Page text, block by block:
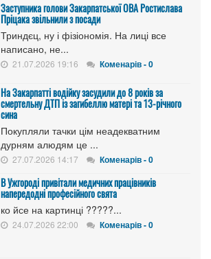
Заступника голови Закарпатської ОВА Ростислава
Пріцака звільнили з посади
Триндєц, ну і фізіономія. На лиці все
написано, не...
21.07.2026 19:16 Коменарів - 0
На Закарпатті водійку засудили до 8 років за
смертельну ДТП із загибеллю матері та 13-річного
сина
Покупляли тачки цім неадекватним
дурням алюдям це ...
27.07.2026 14:17 Коменарів - 0
В Ужгороді привітали медичних працівників
напередодні професійного свята
ко йсе на картинці ?????...
24.07.2026 22:00 Коменарів - 0